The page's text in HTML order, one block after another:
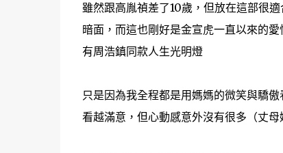
雖然跟高胤禎差了10歲，但放在這部很
暗面，而這也剛好是金宣虎一直以來的
有周浩鎮同款人生光明燈
只是因為我全程都是用媽媽的微笑與驕
看越滿意，但心動感意外沒有很多（丈母